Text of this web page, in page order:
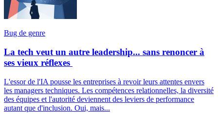
Bug de genre
La tech veut un autre leadership... sans renoncer à
ses vieux réflexes
L'essor de l'IA pousse les entreprises à revoir leurs attentes envers
les managers techniques. Les compétences relationnelles, la diversité
des équipes et l'autorité deviennent des leviers de performance
autant que d'inclusion. Oui, mais...